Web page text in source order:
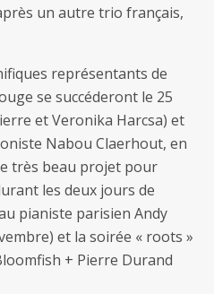
un autre trio français,
représentants de
se succéderont le 25
et Veronika Harcsa) et
Nabou Claerhout, en
très beau projet pour
les deux jours de
pianiste parisien Andy
et la soirée « roots »
+ Pierre Durand